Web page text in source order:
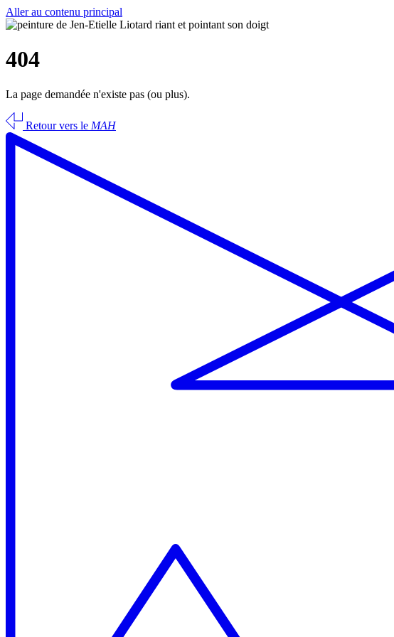
Aller au contenu principal
404
La page demandée n'existe pas (ou plus).
Retour vers le MAH